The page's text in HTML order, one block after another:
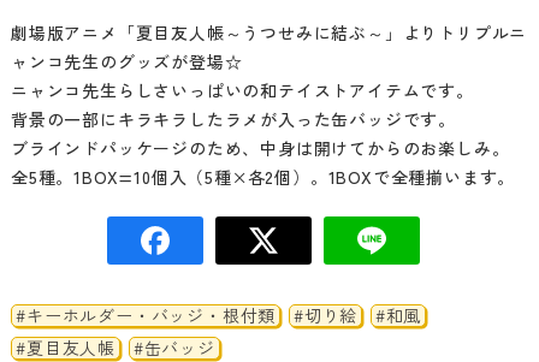
劇場版アニメ「夏目友人帳～うつせみに結ぶ～」よりトリプルニ
ャンコ先生のグッズが登場☆
ニャンコ先生らしさいっぱいの和テイストアイテムです。
背景の一部にキラキラしたラメが入った缶バッジです。
ブラインドパッケージのため、中身は開けてからのお楽しみ。
全5種。1BOX=10個入（5種×各2個）。1BOXで全種揃います。
#キーホルダー・バッジ・根付類 #切り絵
#和風
#夏目友人帳
#缶バッジ